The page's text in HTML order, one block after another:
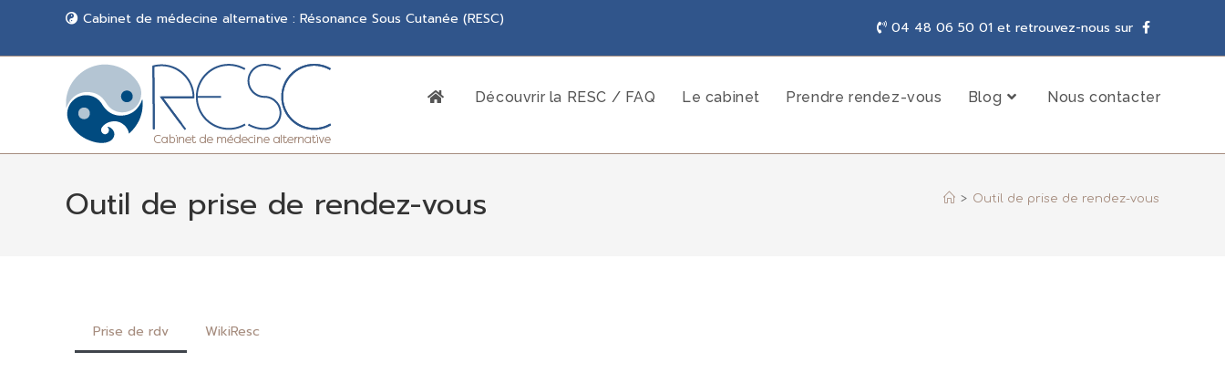
Cabinet de médecine alternative : Résonance Sous Cutanée (RESC) 04 48 06 50 01 et retrouvez-nous sur
Découvrir la RESC / FAQ Le cabinet Prendre rendez-vous Blog Nous contacter
Outil de prise de rendez-vous > Outil de prise de rendez-vous
Prise de rdv WikiResc